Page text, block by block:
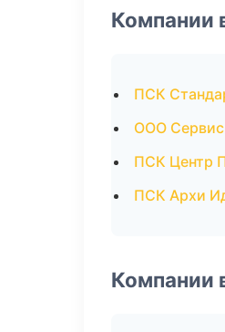
Компании
ПСК
ООО
ПСК Центр
ПСК Архи
Компании